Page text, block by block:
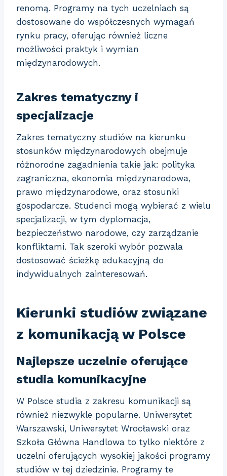
renomą. Programy na tych uczelniach są
dostosowane do współczesnych wymagań
rynku pracy, oferując również liczne
możliwości praktyk i wymian
międzynarodowych.
Zakres tematyczny i
specjalizacje
Zakres tematyczny studiów na kierunku
stosunków międzynarodowych obejmuje
różnorodne zagadnienia takie jak: polityka
zagraniczna, ekonomia międzynarodowa,
prawo międzynarodowe, oraz stosunki
gospodarcze. Studenci mogą wybierać z wielu
specjalizacji, w tym dyplomacja,
bezpieczeństwo narodowe, czy zarządzanie
konfliktami. Tak szeroki wybór pozwala
dostosować ścieżkę edukacyjną do
indywidualnych zainteresowań.
Kierunki studiów związane
z komunikacją w Polsce
Najlepsze uczelnie oferujące
studia komunikacyjne
W Polsce studia z zakresu komunikacji są
również niezwykle popularne. Uniwersytet
Warszawski, Uniwersytet Wrocławski oraz
Szkoła Główna Handlowa to tylko niektóre z
uczelni oferujących wysokiej jakości programy
studiów w tej dziedzinie. Programy te